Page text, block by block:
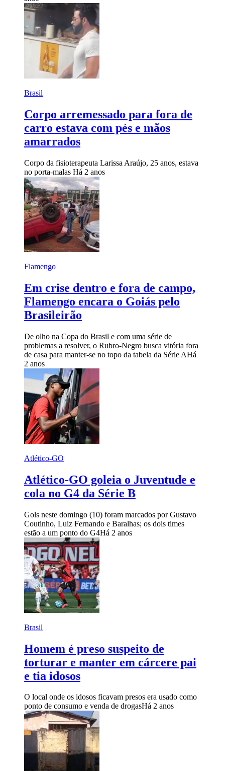
Brasil
Corpo arremessado para fora de
carro estava com pés e mãos
amarrados
Corpo da fisioterapeuta Larissa Araújo, 25 anos, estava
no porta-malas Há 2 anos
Flamengo
Em crise dentro e fora de campo,
Flamengo encara o Goiás pelo
Brasileirão
De olho na Copa do Brasil e com uma série de
problemas a resolver, o Rubro-Negro busca vitória fora
de casa para manter-se no topo da tabela da Série AHá
2 anos
Atlético-GO
Atlético-GO goleia o Juventude e
cola no G4 da Série B
Gols neste domingo (10) foram marcados por Gustavo
Coutinho, Luiz Fernando e Baralhas; os dois times
estão a um ponto do G4Há 2 anos
Brasil
Homem é preso suspeito de
torturar e manter em cárcere pai
e tia idosos
O local onde os idosos ficavam presos era usado como
ponto de consumo e venda de drogasHá 2 anos